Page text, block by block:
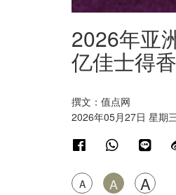
2026年亚
亿佳士得
撰文：值点网
2026年05月27日 星期
A A A